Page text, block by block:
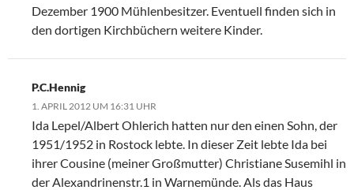
Dezember 1900 Mühlenbesitzer. Eventuell finden sich in
den dortigen Kirchbüchern weitere Kinder.
P.C.Hennig
1. APRIL 2012 UM 16:31 UHR
Ida Lepel/Albert Ohlerich hatten nur den einen Sohn, der
1951/1952 in Rostock lebte. In dieser Zeit lebte Ida bei
ihrer Cousine (meiner Großmutter) Christiane Susemihl in
der Alexandrinenstr.1 in Warnemünde. Als das Haus